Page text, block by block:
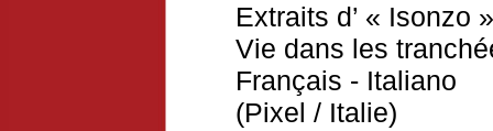
Extraits d’ « Isonzo
Vie dans les
Français - Italiano
(Pixel / Italie)